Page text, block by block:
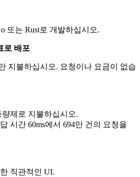
또는 Rust로 개발하십시오.
로 배포
지불하십시오. 요청이나 요금이 없습
제로 지불하십시오.
시간 60ms에서 694만 건의 요청을
직관적인 UI.